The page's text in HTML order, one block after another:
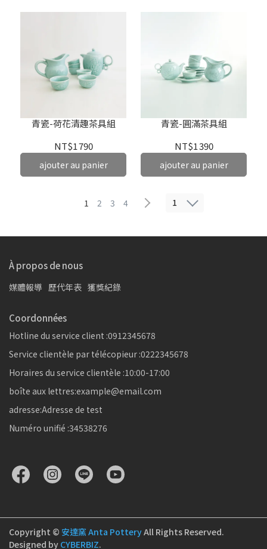
青瓷-荷花清趣茶具組
NT$1 790
ajouter au panier
青瓷-圓滿茶具組
NT$1 390
ajouter au panier
1 2 3 4 1
À propos de nous
媒體報導 歷代年表 獲獎紀錄
Coordonnées
Hotline du service client :0912345678
Service clientèle par télécopieur :0222345678
Horaires du service clientèle :10:00-17:00
boîte aux lettres:example@email.com
adresse:Adresse de test
Numéro unifié :34538276
Copyright © 安達窯 Anta PotteryAll Rights Reserved.
Designed by CYBERBIZ.